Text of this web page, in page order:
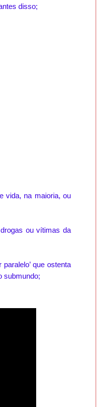
disso;
vida, na maioria, ou
ou vítimas da
que ostenta
submundo;